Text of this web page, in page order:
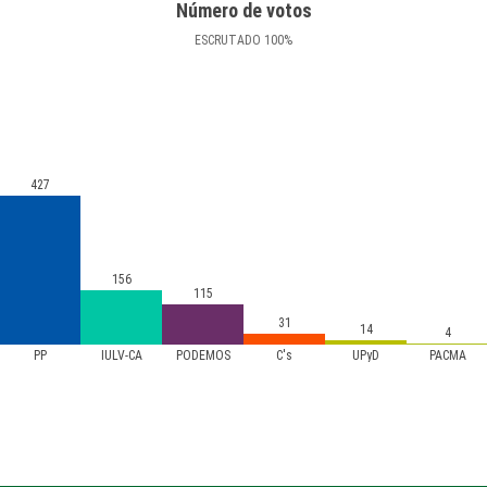
Número de votos
ESCRUTADO 100%
PP IULV-CA PODEMOS C's UPyD PACMA
427
156
115
31
14 4